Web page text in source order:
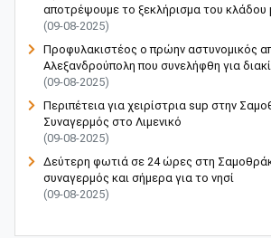
αποτρέψουμε το ξεκλήρισμα του κλάδου
(09-08-2025)
Προφυλακιστέος ο πρώην αστυνομικός
Αλεξανδρούπολη που συνελήφθη για
(09-08-2025)
Περιπέτεια για χειρίστρια sup στην
Συναγερμός στο Λιμενικό
(09-08-2025)
Δεύτερη φωτιά σε 24 ώρες στη
συναγερμός και σήμερα για το νησί
(09-08-2025)